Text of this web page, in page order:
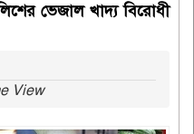
ভেজাল খাদ্য বিরোধী
View